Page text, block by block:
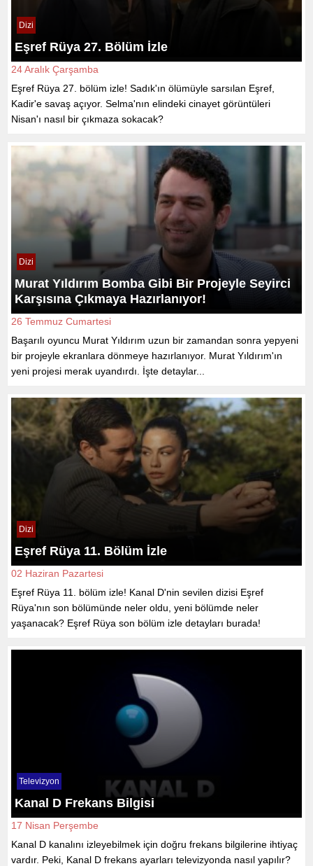
Dizi
Eşref Rüya 27. Bölüm İzle
24 Aralık Çarşamba
Eşref Rüya 27. bölüm izle! Sadık'ın ölümüyle sarsılan Eşref,
Kadir'e savaş açıyor. Selma'nın elindeki cinayet görüntüleri
Nisan'ı nasıl bir çıkmaza sokacak?
Dizi
Murat Yıldırım Bomba Gibi Bir Projeyle Seyirci
Karşısına Çıkmaya Hazırlanıyor!
26 Temmuz Cumartesi
Başarılı oyuncu Murat Yıldırım uzun bir zamandan sonra yepyeni
bir projeyle ekranlara dönmeye hazırlanıyor. Murat Yıldırım'ın
yeni projesi merak uyandırdı. İşte detaylar...
Dizi
Eşref Rüya 11. Bölüm İzle
02 Haziran Pazartesi
Eşref Rüya 11. bölüm izle! Kanal D'nin sevilen dizisi Eşref
Rüya'nın son bölümünde neler oldu, yeni bölümde neler
yaşanacak? Eşref Rüya son bölüm izle detayları burada!
Televizyon
Kanal D Frekans Bilgisi
17 Nisan Perşembe
Kanal D kanalını izleyebilmek için doğru frekans bilgilerine ihtiyaç
vardır. Peki, Kanal D frekans ayarları televizyonda nasıl yapılır?